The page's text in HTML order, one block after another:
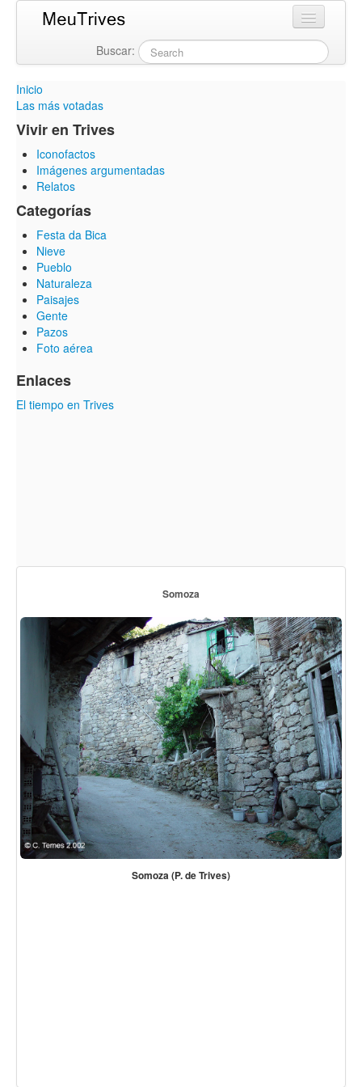
Buscar:
Inicio
Las más votadas
Vivir en Trives
Iconofactos
Imágenes argumentadas
Relatos
Categorías
Festa da Bica
Nieve
Pueblo
Naturaleza
Paisajes
Gente
Pazos
Foto aérea
Enlaces
El tiempo en Trives
Somoza
Somoza (P. de Trives)